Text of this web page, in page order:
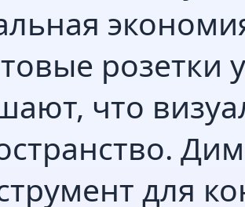
розетки
что
для